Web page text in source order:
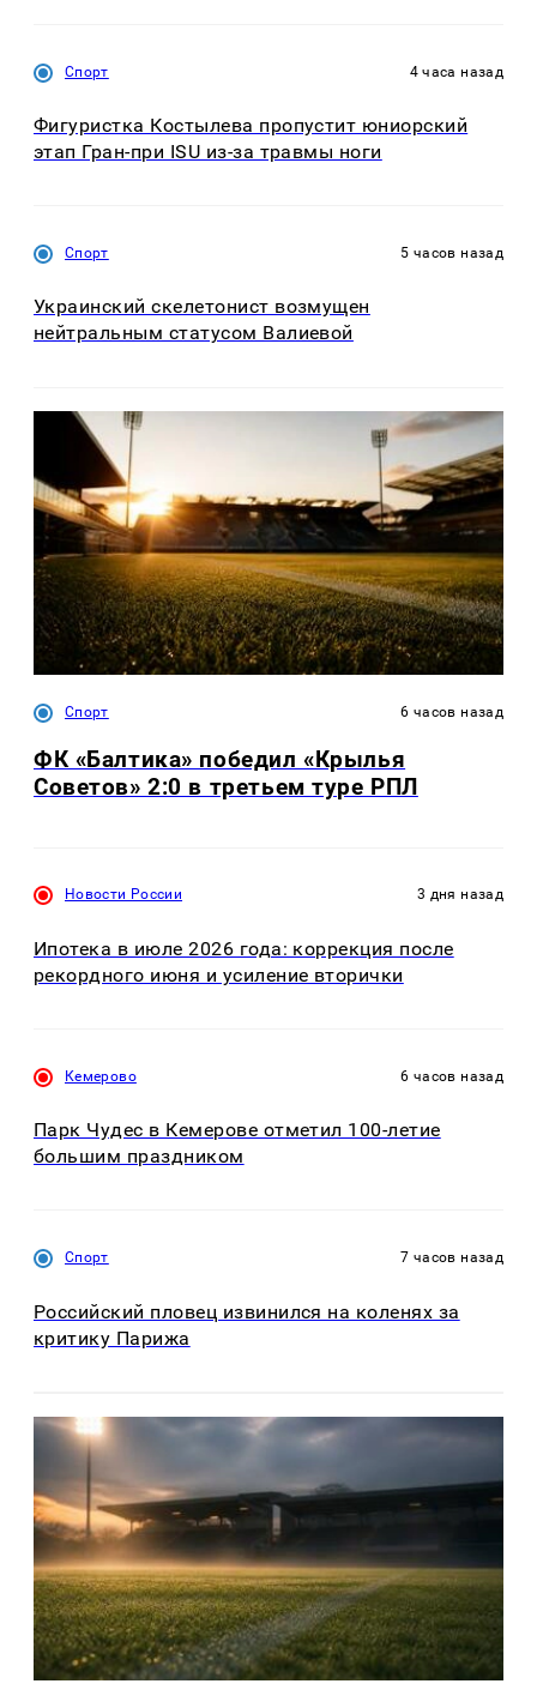
Спорт 4 часа назад
Фигуристка Костылева пропустит юниорский
этап Гран-при ISU из-за травмы ноги
Спорт 5 часов назад
Украинский скелетонист возмущен
нейтральным статусом Валиевой
Спорт 6 часов назад
ФК «Балтика» победил «Крылья
Советов» 2:0 в третьем туре РПЛ
Новости России 3 дня назад
Ипотека в июле 2026 года: коррекция после
рекордного июня и усиление вторички
Кемерово 6 часов назад
Парк Чудес в Кемерове отметил 100-летие
большим праздником
Спорт 7 часов назад
Российский пловец извинился на коленях за
критику Парижа